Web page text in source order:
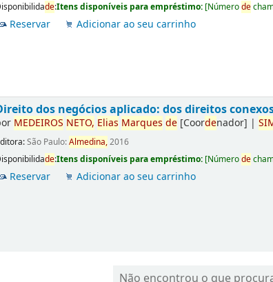
de:Itens disponíveis para empréstimo: [Númerode
Reservar Adicionar ao seu carrinho
dos negócios aplicado: dos direitos
MEDEIROS NETO, Elias Marques de [Coordenador] |
São Paulo:Almedina,2016
de:Itens disponíveis para empréstimo: [Númerode
Reservar Adicionar ao seu carrinho